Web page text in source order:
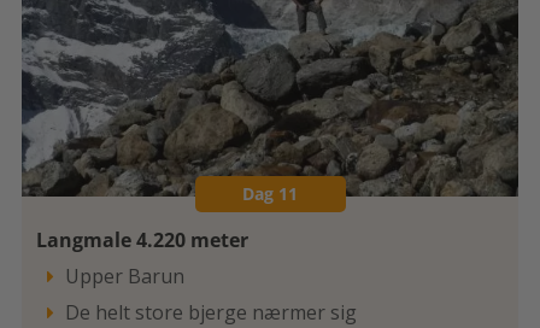
Dag 11
Langmale 4.220 meter
 Upper Barun
 De helt store bjerge nærmer sig